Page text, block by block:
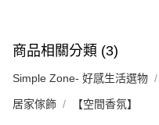
商品相關分類 (3)
Simple Zone- 好感生活選物
居家傢飾 【空間香氛】